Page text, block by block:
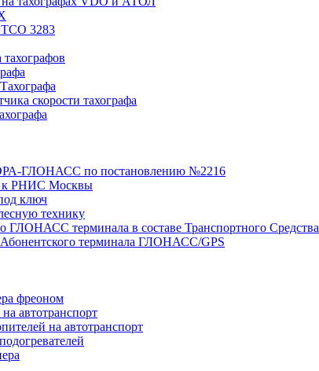
3283
скорости тахографа
ГЛОНАСС по постановлению №2216
РНИС Москвы
ключ
технику
ГЛОНАСС терминала в составе Транспортного Средства
терминала ГЛОНАСС/GPS
фреоном
автотранспорт
на автотранспорт